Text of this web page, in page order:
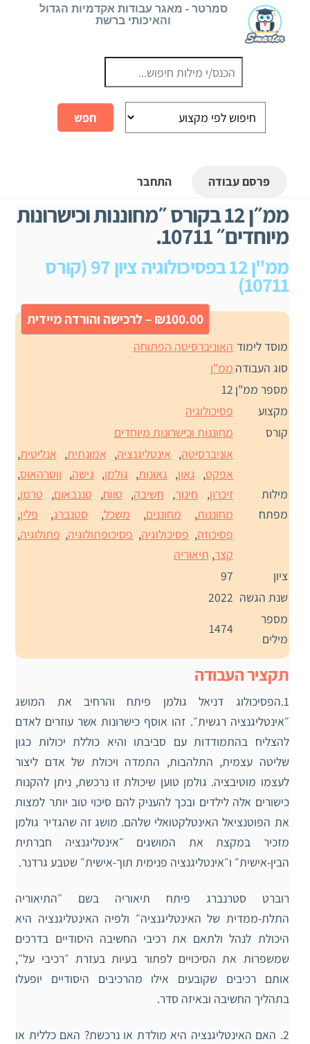
סמרטר - מאגר עבודות אקדמיות הגדול
והאיכותי ברשת
פרסם עבודה התחבר
ממ״ן 12 בקורס ״מחוננות וכישרונות
מיוחדים״ 10711.
ממ"ן 12 בפסיכולוגיה ציון 97 (קורס
10711)
₪100.00 – לרכישה והורדה מיידית
מוסד לימוד האוניברסיטה הפתוחה
סוג העבודה ממ"ן
מספר ממ"ן 12
מקצוע
פסיכולוגיה
קורס
מחוננות וכישרונות מיוחדים
מילות
מפתח
אוניברסיטה, אינטליגנציה, אמונתית, אנליטית,
אפקט, גאון, גאונות, גולמן, גישה, ווטרהאוס,
זיכרון, חינוך, חשיבה, טווח, טננבאום, טרמן,
מחוננות, מחוננים, משכל, סטנברג, פלין,
פסיכוזה, פסיכולוגיה, פסיכופתולוגיה, פתולוגיה,
קצר, תיאוריה
ציון
97
שנת הגשה 2022
מספר
מילים
1474
תקציר העבודה
1.הפסיכולוג דניאל גולמן פיתח והרחיב את המושג
״אינטליגנציה רגשית״. זהו אוסף כישרונות אשר עוזרים לאדם
להצליח בהתמודדות עם סביבתו והיא כוללת יכולות כגון
שליטה עצמית, התלהבות, התמדה ויכולת של אדם ליצור
לעצמו מוטיבציה. גולמן טוען שיכולת זו נרכשת, ניתן להקנות
כישורים אלה לילדים ובכך להעניק להם סיכוי טוב יותר למצות
את הפוטנציאל האינטלקטואלי שלהם. מושג זה שהגדיר גולמן
מזכיר במקצת את המושגים ״אינטליגנציה חברתית
הבין-אישית״ ו״אינטליגנציה פנימית תוך-אישית״ שטבע גרדנר.
רוברט סטרנברג פיתח תיאוריה בשם ״התיאוריה
התלת-ממדית של האינטליגנציה״ ולפיה האינטליגנציה היא
היכולת לנהל ולתאם את רכיבי החשיבה היסודיים בדרכים
שמשפרות את הסיכויים לפתור בעיות בעזרת ״רכיבי על״,
אותם רכיבים שקובעים אילו מהרכיבים היסודיים יופעלו
בתהליך החשיבה ובאיזה סדר.
2. האם האינטליגנציה היא מולדת או נרכשת? האם כללית או